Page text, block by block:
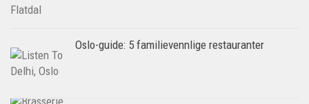
Oslo-guide: 5 familievennlige restauranter